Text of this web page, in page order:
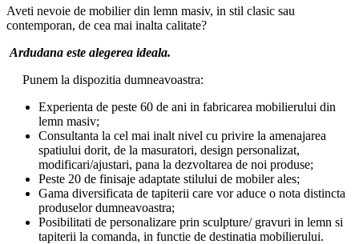
Aveti nevoie de mobilier din lemn masiv, in stil clasic sau
contemporan, de cea mai inalta calitate?
Ardudana este alegerea ideala.
Punem la dispozitia dumneavoastra:
Experienta de peste 60 de ani in fabricarea mobilierului din
lemn masiv;
Consultanta la cel mai inalt nivel cu privire la amenajarea
spatiului dorit, de la masuratori, design personalizat,
modificari/ajustari, pana la dezvoltarea de noi produse;
Peste 20 de finisaje adaptate stilului de mobiler ales;
Gama diversificata de tapiterii care vor aduce o nota distincta
produselor dumneavoastra;
Posibilitati de personalizare prin sculpture/ gravuri in lemn si
tapiterii la comanda, in functie de destinatia mobilierului.